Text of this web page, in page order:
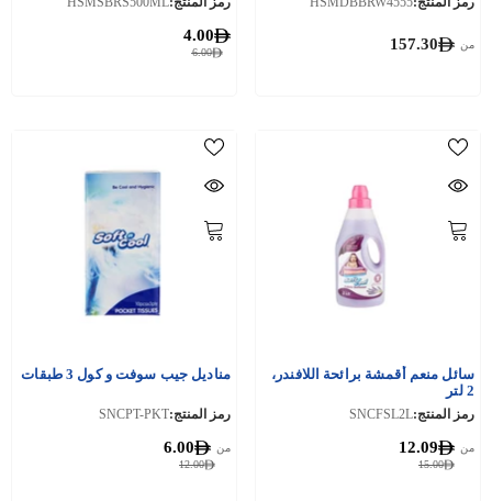
من 157.30
6.00
4.00
سائل منعم أقمشة برائحة اللافندر،
2 لتر
رمز المنتج:SNCFSL2L
15.00
من 12.09
مناديل جيب سوفت و كول 3 طبقات
رمز المنتج:SNCPT-PKT
12.00
من 6.00